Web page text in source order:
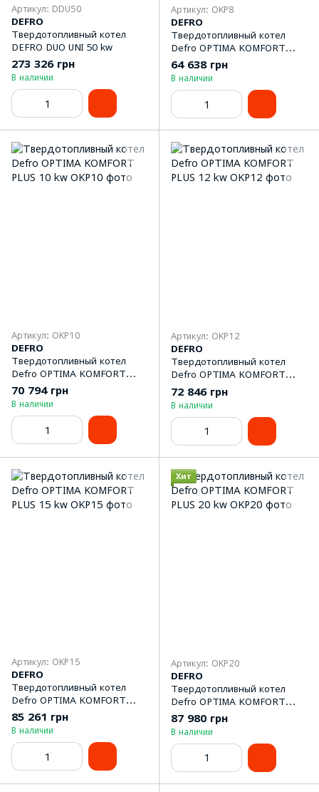
Артикул: DDU50
DEFRO
Твердотопливный котел
DEFRO DUO UNI 50 kw
273 326 грн
В наличии
Артикул: OKP8
DEFRO
Твердотопливный котел
Defro OPTIMA KOMFORT
PLUS 8 kw
64 638 грн
В наличии
Артикул: OKP10
DEFRO
Твердотопливный котел
Defro OPTIMA KOMFORT
PLUS 10 kw
70 794 грн
В наличии
Артикул: OKP12
DEFRO
Твердотопливный котел
Defro OPTIMA KOMFORT
PLUS 12 kw
72 846 грн
В наличии
Артикул: OKP15
DEFRO
Твердотопливный котел
Defro OPTIMA KOMFORT
PLUS 15 kw
85 261 грн
В наличии
Хит
Артикул: OKP20
DEFRO
Твердотопливный котел
Defro OPTIMA KOMFORT
PLUS 20 kw
87 980 грн
В наличии